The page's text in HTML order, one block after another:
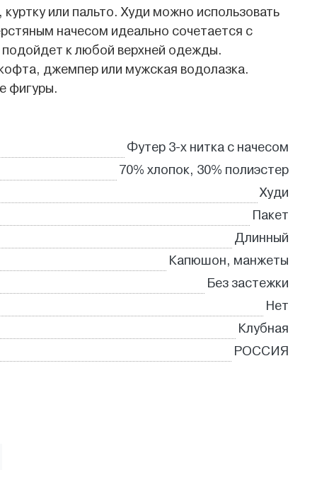
или пальто. Худи можно использовать
начесом идеально сочетается с
к любой верхней одежды.
джемпер или мужская водолазка.
фигуры.
Футер 3-х нитка с начесом
70% хлопок, 30% полиэстер
Худи
Пакет
Длинный
Капюшон, манжеты
Без застежки
Нет
Клубная
РОССИЯ